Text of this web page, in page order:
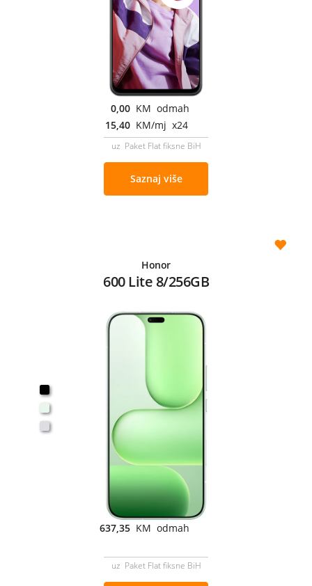
0,00 KM odmah
15,40 KM/mj x24
uz Paket Flat fiksne BiH
Saznaj više
Honor
600 Lite 8/256GB
637,35 KM odmah
uz Paket Flat fiksne BiH